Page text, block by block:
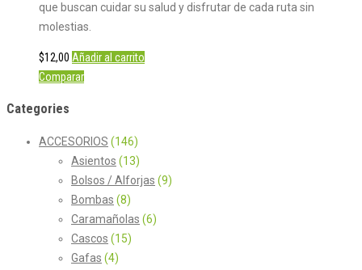
que buscan cuidar su salud y disfrutar de cada ruta sin
molestias.
$12,00 Añadir al carrito
Comparar
Categories
ACCESORIOS (146)
Asientos (13)
Bolsos / Alforjas (9)
Bombas (8)
Caramañolas (6)
Cascos (15)
Gafas (4)